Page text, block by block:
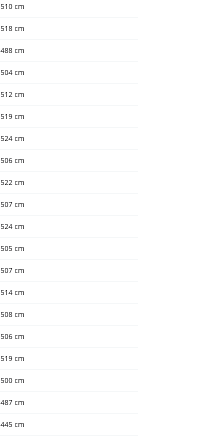
510 cm
518 cm
488 cm
504 cm
512 cm
519 cm
524 cm
506 cm
522 cm
507 cm
524 cm
505 cm
507 cm
514 cm
508 cm
506 cm
519 cm
500 cm
487 cm
445 cm